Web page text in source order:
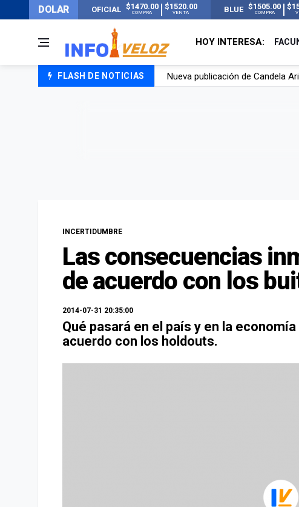
DOLAR OFICIAL $1470.00
COMPRA
$1520.00
VENTA BLUE $1505.00
COMPRA
HOY INTERESA:
FLASH DE NOTICIAS
Un joven murió quemado por su
INCERTIDUMBRE
Las consecuencias
de acuerdo con los
2014-07-31 20:35:00
Qué pasará en el país y en la
acuerdo con los holdouts.